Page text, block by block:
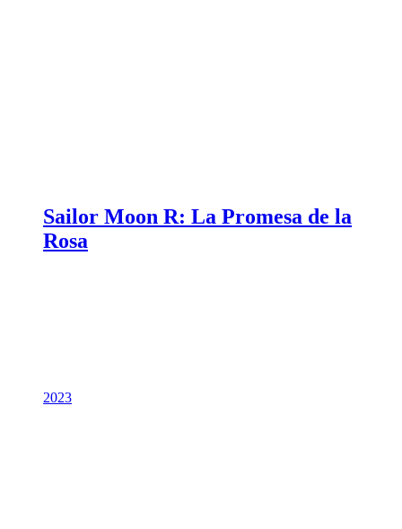
Sailor Moon R: La Promesa de la
Rosa
2023